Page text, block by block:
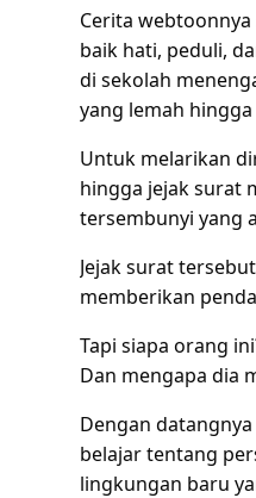
Cerita
baik hati, peduli,
di sekolah
yang lemah
Untuk melarikan
hingga jejak surat
tersembunyi yang
Jejak surat
memberikan
Tapi siapa orang
Dan mengapa dia
Dengan
belajar tentang
lingkungan baru